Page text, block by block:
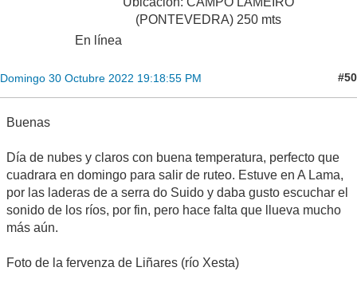
(PONTEVEDRA) 250 mts
En línea
Domingo 30 Octubre 2022 19:18:55 PM #50
Buenas
Día de nubes y claros con buena temperatura, perfecto que
cuadrara en domingo para salir de ruteo. Estuve en A Lama,
por las laderas de a serra do Suido y daba gusto escuchar el
sonido de los ríos, por fin, pero hace falta que llueva mucho
más aún.
Foto de la fervenza de Liñares (río Xesta)